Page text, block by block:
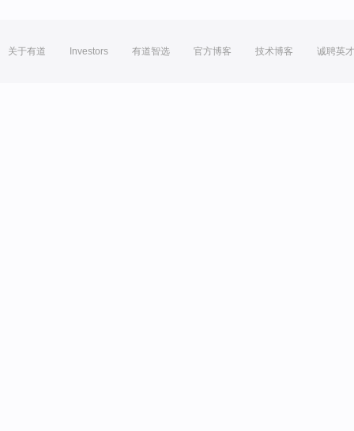
关于有道 Investors 有道智选 官方博客 技术博客 诚聘英才